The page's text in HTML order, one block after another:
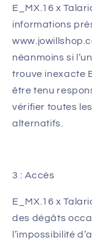
E_MX.16 x
informations
néanmoins si
trouve inexacte
être tenu
vérifier toutes
alternatifs.
3 : Accès
E_MX.16 x
des dégâts
l’impossibilité